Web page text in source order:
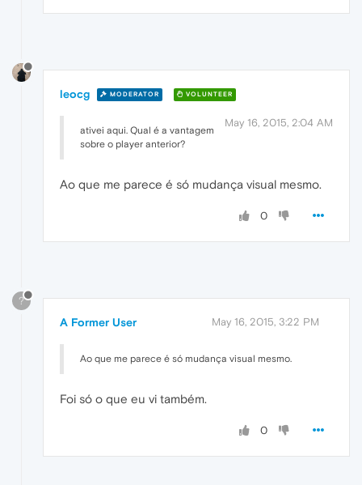
leocg MODERATOR VOLUNTEER
May 16, 2015, 2:04 AM
ativei aqui. Qual é a vantagem
sobre o player anterior?
Ao que me parece é só mudança visual mesmo.
0
?
A Former User May 16, 2015, 3:22 PM
Ao que me parece é só mudança visual mesmo.
Foi só o que eu vi também.
0